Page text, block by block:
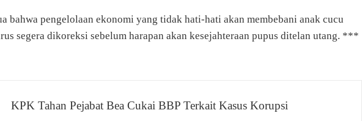
bahwa pengelolaan ekonomi yang tidak hati-hati akan membebani anak cucu
segera dikoreksi sebelum harapan akan kesejahteraan pupus ditelan utang. ***
KPK Tahan Pejabat Bea Cukai BBP Terkait Kasus Korupsi